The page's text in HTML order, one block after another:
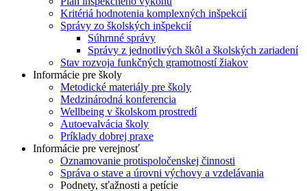
Kritériá hodnotenia komplexných inšpekcií
Správy zo školských inšpekcií
Súhrnné správy
Správy z jednotlivých škôl a školských zariadení
Stav rozvoja funkčných gramotností žiakov
Informácie pre školy
Metodické materiály pre školy
Medzinárodná konferencia
Wellbeing v školskom prostredí
Autoevalvácia školy
Príklady dobrej praxe
Informácie pre verejnosť
Oznamovanie protispoločenskej činnosti
Správa o stave a úrovni výchovy a vzdelávania
Podnety, sťažnosti a petície